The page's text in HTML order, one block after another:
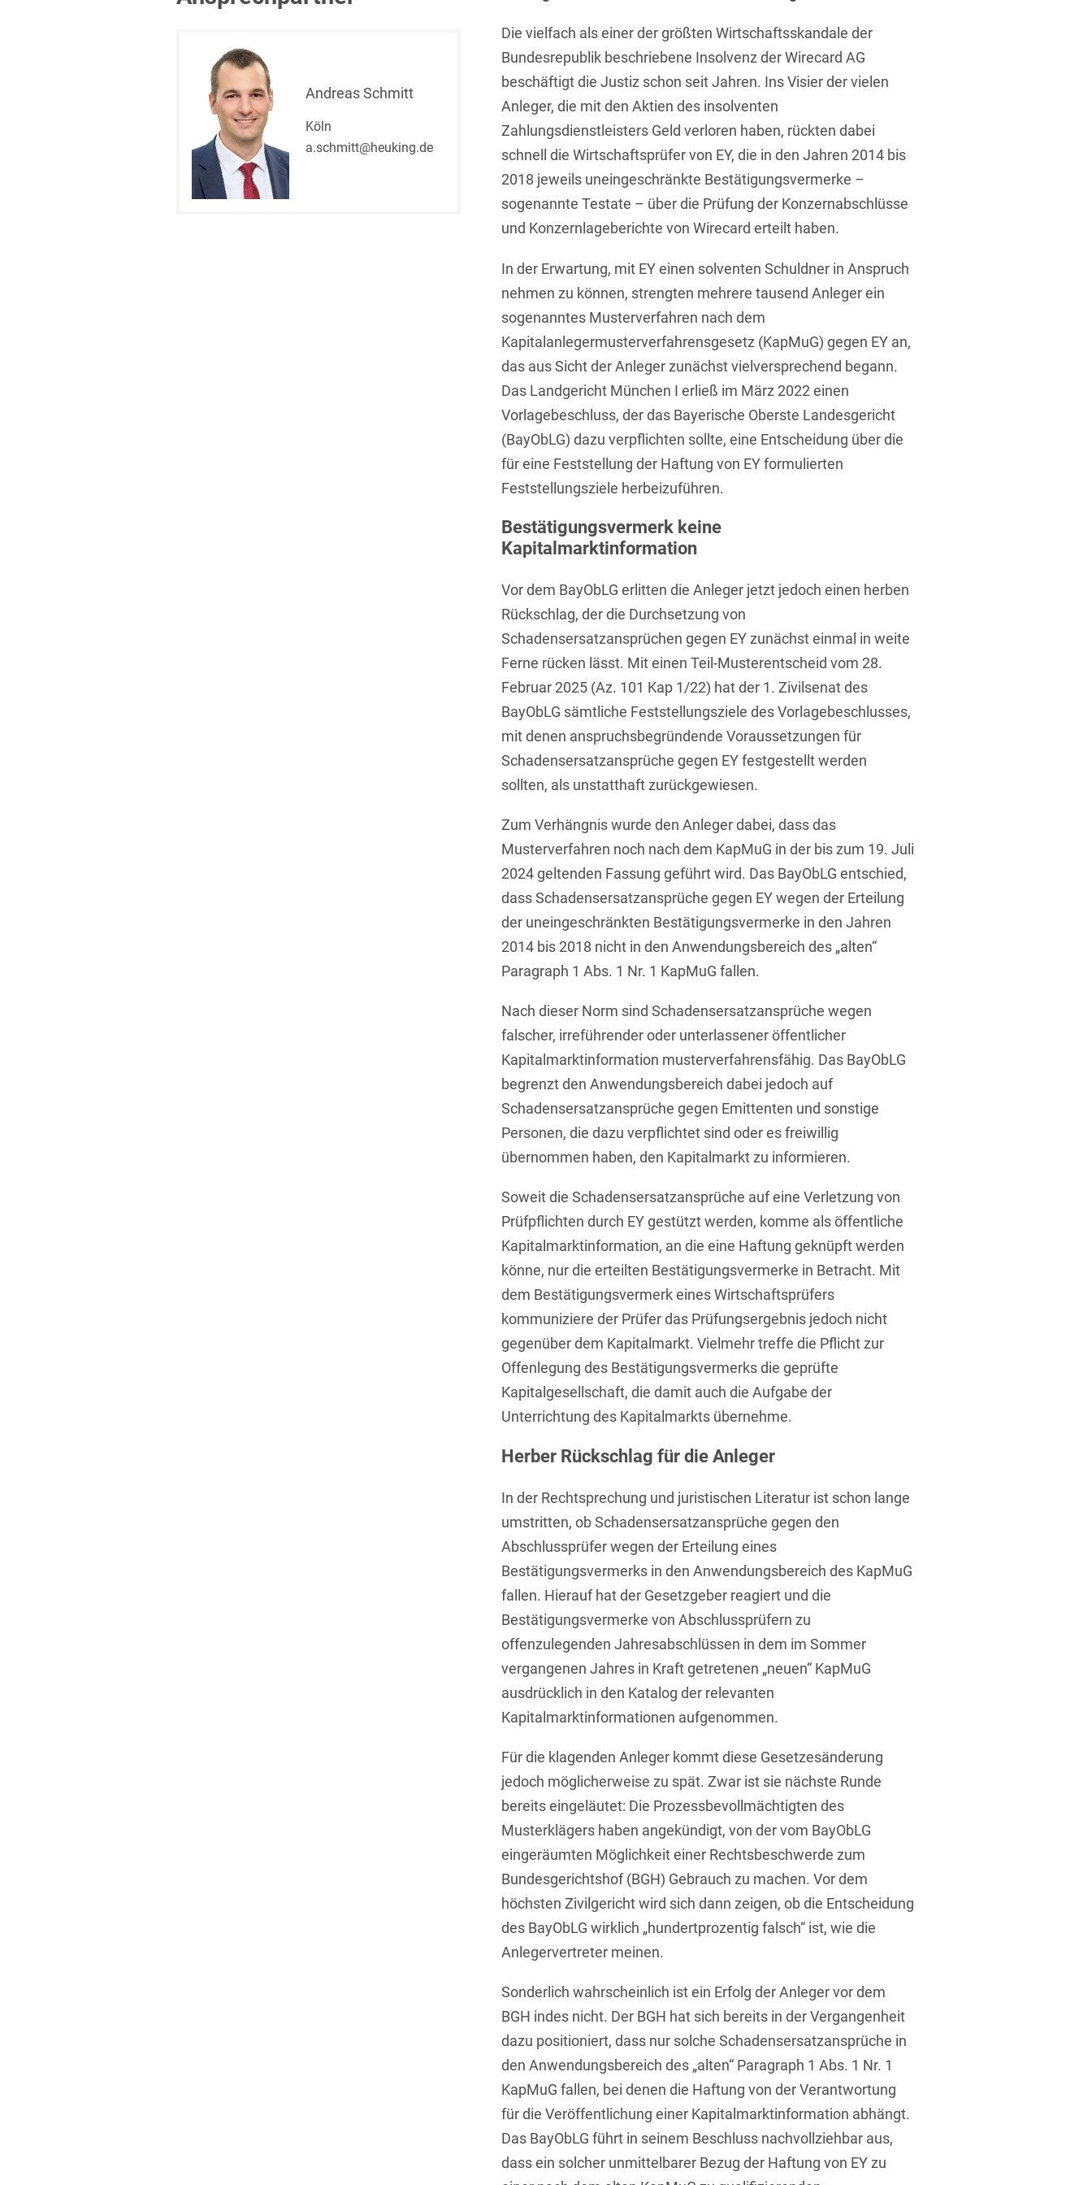
Informationstechnologie
& Telekommunikation
Investmentfonds
Kapitalmarktrecht
Kartellrecht
Urheberrecht
Medien & Entertainment
Stiftungen
Vergabe
Patentrecht
Private Equity / Venture
Capital
Prozessführung &
Schiedsverfahren
Insolvenzrecht
Space
Defense
Steuerrecht
Transport, Verkehr &
Infrastruktur
Versicherungsrecht
Vertriebsrecht
Werberecht
Wirtschafts- und
Steuerstrafrecht
Antidumping
Anwaltliches
Haftungsrecht
Arbeitnehmererfindungsrecht
Arbeitskampfrecht
Arbeitsrecht
Architektenrecht
Arzneimittelrecht
Arzthaftungsrecht
Arztrecht / Zahnarztrecht
Asset Management
Aufenthaltsrecht
Außenwirtschaftsrecht
Automotive
Bankaufsichtsrecht
Bankeninsolvenzrecht
Banking/Litigation
Batteriespeicher (BESS)
Bauplanungsrecht
Baurecht
Baurechtliche
Schiedsverfahren
Disziplinarrecht
Beihilferecht
Berufshaftungsrecht
Altersversorgung
Betriebsratsvergütung
Betriebsübergang
Betriebsverfassungsrecht
Bildgebende Verfahren
Bodenschutz und
Altlasten
Börsengang/Going Public
Buy & Build / Roll-up-
Strategien
Clients français
Cloud, Edge & Digitale
Infrastrukturen
Compliance
Transaktionen
Arbeitsrecht
Computerimplementierte
Erfindungen
Corporate Finance
Corporate Social
Responsibility
Criminal Compliance
Cyber Security
Cyber- und
D&O und E&O
D&O-, E&O-,
Vertrauensschadenversicherung
Datenökonomie &
Datenstrategien
Governance
Datenschutz-Compliance
& Governance
Datenschutz-
Folgenabschätzungen
(DSFA) &
Risikobewertung
Datenschutz-
Japanisch
Niederländisch
Polnisch
Schwedisch
Serbisch
Tschechisch
Türkisch
Ungarisch
Weißrussisch
Die vielfach als einer der größten Wirtschaftsskandale der
Bundesrepublik beschriebene Insolvenz der Wirecard AG
beschäftigt die Justiz schon seit Jahren. Ins Visier der vielen
Anleger, die mit den Aktien des insolventen
Zahlungsdienstleisters Geld verloren haben, rückten dabei
schnell die Wirtschaftsprüfer von EY, die in den Jahren 2014 bis
2018 jeweils uneingeschränkte Bestätigungsvermerke –
sogenannte Testate – über die Prüfung der Konzernabschlüsse
und Konzernlageberichte von Wirecard erteilt haben.
In der Erwartung, mit EY einen solventen Schuldner in Anspruch
nehmen zu können, strengten mehrere tausend Anleger ein
sogenanntes Musterverfahren nach dem
Kapitalanlegermusterverfahrensgesetz (KapMuG) gegen EY an,
das aus Sicht der Anleger zunächst vielversprechend begann.
Das Landgericht München I erließ im März 2022 einen
Vorlagebeschluss, der das Bayerische Oberste Landesgericht
(BayObLG) dazu verpflichten sollte, eine Entscheidung über die
für eine Feststellung der Haftung von EY formulierten
Feststellungsziele herbeizuführen.
Bestätigungsvermerk keine
Kapitalmarktinformation
Vor dem BayObLG erlitten die Anleger jetzt jedoch einen herben
Rückschlag, der die Durchsetzung von
Schadensersatzansprüchen gegen EY zunächst einmal in weite
Ferne rücken lässt. Mit einen Teil-Musterentscheid vom 28.
Februar 2025 (Az. 101 Kap 1/22) hat der 1. Zivilsenat des
BayObLG sämtliche Feststellungsziele des Vorlagebeschlusses,
mit denen anspruchsbegründende Voraussetzungen für
Schadensersatzansprüche gegen EY festgestellt werden
sollten, als unstatthaft zurückgewiesen.
Zum Verhängnis wurde den Anleger dabei, dass das
Musterverfahren noch nach dem KapMuG in der bis zum 19. Juli
2024 geltenden Fassung geführt wird. Das BayObLG entschied,
dass Schadensersatzansprüche gegen EY wegen der Erteilung
der uneingeschränkten Bestätigungsvermerke in den Jahren
2014 bis 2018 nicht in den Anwendungsbereich des „alten“
Paragraph 1 Abs. 1 Nr. 1 KapMuG fallen.
Nach dieser Norm sind Schadensersatzansprüche wegen
falscher, irreführender oder unterlassener öffentlicher
Kapitalmarktinformation musterverfahrensfähig. Das BayObLG
begrenzt den Anwendungsbereich dabei jedoch auf
Schadensersatzansprüche gegen Emittenten und sonstige
Personen, die dazu verpflichtet sind oder es freiwillig
übernommen haben, den Kapitalmarkt zu informieren.
Soweit die Schadensersatzansprüche auf eine Verletzung von
Prüfpflichten durch EY gestützt werden, komme als öffentliche
Kapitalmarktinformation, an die eine Haftung geknüpft werden
könne, nur die erteilten Bestätigungsvermerke in Betracht. Mit
dem Bestätigungsvermerk eines Wirtschaftsprüfers
kommuniziere der Prüfer das Prüfungsergebnis jedoch nicht
gegenüber dem Kapitalmarkt. Vielmehr treffe die Pflicht zur
Offenlegung des Bestätigungsvermerks die geprüfte
Kapitalgesellschaft, die damit auch die Aufgabe der
Unterrichtung des Kapitalmarkts übernehme.
Herber Rückschlag für die Anleger
In der Rechtsprechung und juristischen Literatur ist schon lange
umstritten, ob Schadensersatzansprüche gegen den
Abschlussprüfer wegen der Erteilung eines
Bestätigungsvermerks in den Anwendungsbereich des KapMuG
fallen. Hierauf hat der Gesetzgeber reagiert und die
Bestätigungsvermerke von Abschlussprüfern zu
offenzulegenden Jahresabschlüssen in dem im Sommer
vergangenen Jahres in Kraft getretenen „neuen“ KapMuG
ausdrücklich in den Katalog der relevanten
Kapitalmarktinformationen aufgenommen.
Für die klagenden Anleger kommt diese Gesetzesänderung
jedoch möglicherweise zu spät. Zwar ist sie nächste Runde
bereits eingeläutet: Die Prozessbevollmächtigten des
Musterklägers haben angekündigt, von der vom BayObLG
eingeräumten Möglichkeit einer Rechtsbeschwerde zum
Bundesgerichtshof (BGH) Gebrauch zu machen. Vor dem
höchsten Zivilgericht wird sich dann zeigen, ob die Entscheidung
des BayObLG wirklich „hundertprozentig falsch“ ist, wie die
Anlegervertreter meinen.
Sonderlich wahrscheinlich ist ein Erfolg der Anleger vor dem
BGH indes nicht. Der BGH hat sich bereits in der Vergangenheit
dazu positioniert, dass nur solche Schadensersatzansprüche in
den Anwendungsbereich des „alten“ Paragraph 1 Abs. 1 Nr. 1
KapMuG fallen, bei denen die Haftung von der Verantwortung
für die Veröffentlichung einer Kapitalmarktinformation abhängt.
Das BayObLG führt in seinem Beschluss nachvollziehbar aus,
dass ein solcher unmittelbarer Bezug der Haftung von EY zu
Andreas Schmitt
Köln
a.schmitt@heuking.de